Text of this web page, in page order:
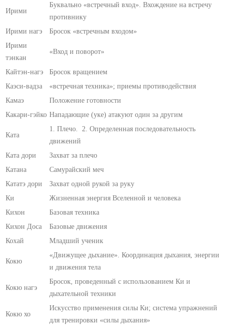
Ирими
Буквально «встречный вход». Вхождение на встречу
противнику
Ирими нагэ
Бросок «встречным входом»
Ирими
тэнкан
«Вход и поворот»
Кайтэн-нагэ
Бросок вращением
Каэси-вадза
«встречная техника»; приемы противодействия
Камаэ
Положение готовности
Какари-гэйко Нападающие (уке) атакуют один за другим
Ката
1. Плечо. 2. Определенная последовательность
движений
Ката дори
Захват за плечо
Катана
Самурайский меч
Кататэ дори
Захват одной рукой за руку
Ки
Жизненная энергия Вселенной и человека
Кихон
Базовая техника
Кихон Доса
Базовые движения
Кохай
Младший ученик
Кокю
«Движущее дыхание». Координация дыхания, энергии
и движения тела
Кокю нагэ
Бросок, проведенный с использованием Ки и
дыхательной техники
Кокю хо
Искусство применения силы Ки; система упражнений
для тренировки «силы дыхания»